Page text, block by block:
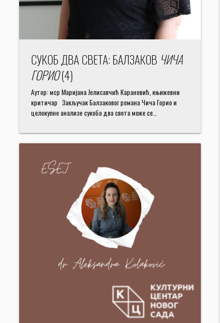
СУКОБ ДВА СВЕТА: БАЛЗАКОВ ЧИЧА
ГОРИО(4)
Аутор: мср Маријана Јелисавчић Карановић, књижевни
критичар Закључак Балзаковог романа Чича Горио и
целокупне анализе сукоба два света може се…